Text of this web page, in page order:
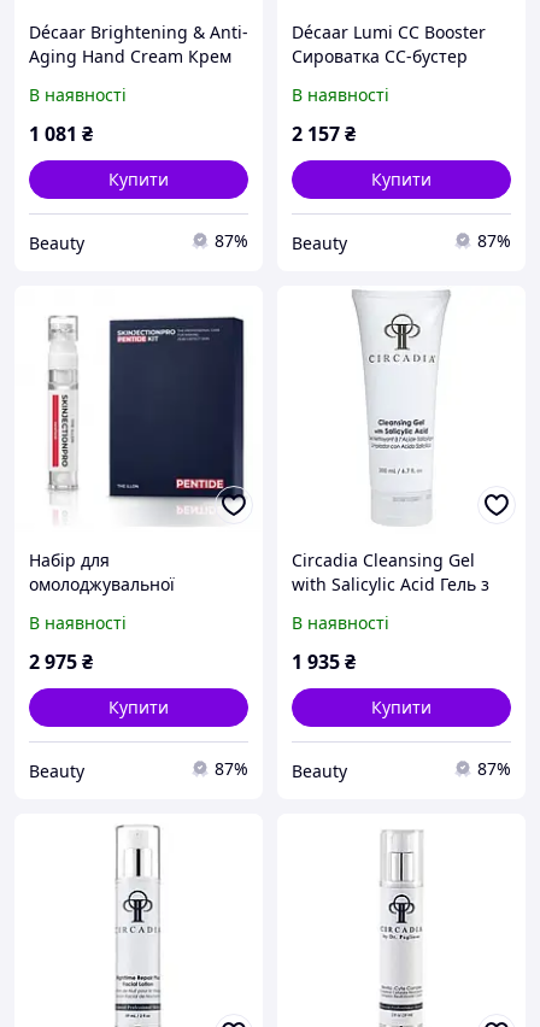
Décaar Brightening & Anti-
Aging Hand Cream Крем
та антивіковий
В наявності
1 081 ₴
Купити
Beauty 87%
Décaar Lumi CC Booster
Сироватка СС-бустер
В наявності
2 157₴
Купити
Beauty 87%
Набір для
омолоджувальної
SKINJECTIONPRO PENTIDE
KIT, 5 мл+37 г
В наявності
2 975₴
Купити
Beauty 87%
Circadia Cleansing Gel
with Salicylic Acid Гель з
для очищення шкіри
обличчя 200 ml
В наявності
1 935₴
Купити
Beauty 87%